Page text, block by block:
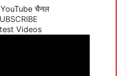
YouTube चैनल
Videos